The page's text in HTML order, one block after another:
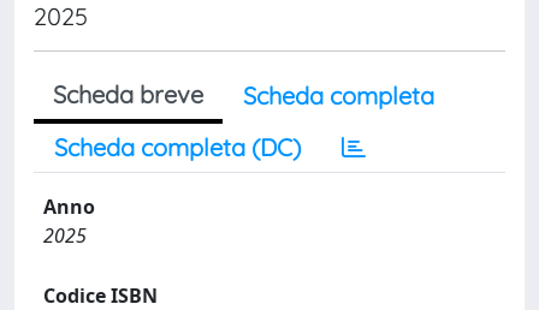
2025
Scheda breve
Scheda completa
Scheda completa (DC)
Anno
2025
Codice ISBN